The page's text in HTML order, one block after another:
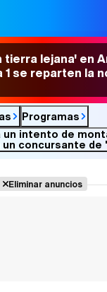
tierra lejana' en
1 se reparten la
Programas
intento de
concursante
Eliminar anuncios